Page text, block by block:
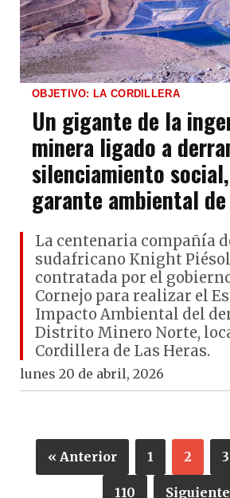
OBJETIVO: LA CORDILLERA
Un gigante de la
minera ligado a
silenciamiento
garante ambiental
La centenaria compañía
sudafricano Knight
contratada por el
Cornejo para realizar el
Impacto Ambiental del
Distrito Minero Norte,
Cordillera de Las Heras.
lunes 20 de abril, 2026
« Anterior 1 2 3
110